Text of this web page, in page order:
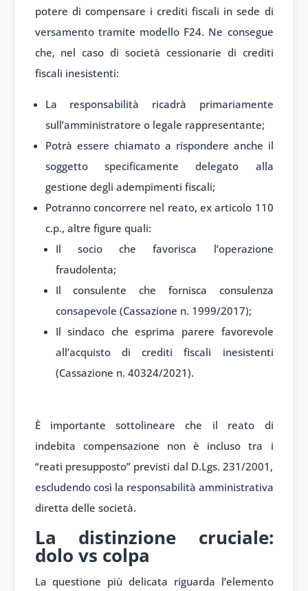
potere di compensare i crediti fiscali in sede di
versamento tramite modello F24. Ne consegue
che, nel caso di società cessionarie di crediti
fiscali inesistenti:
La responsabilità ricadrà primariamente
sull’amministratore o legale rappresentante;
Potrà essere chiamato a rispondere anche il
soggetto specificamente delegato alla
gestione degli adempimenti fiscali;
Potranno concorrere nel reato, ex articolo 110
c.p., altre figure quali:
Il socio che favorisca l’operazione
fraudolenta;
Il consulente che fornisca consulenza
consapevole (Cassazione n. 1999/2017);
Il sindaco che esprima parere favorevole
all’acquisto di crediti fiscali inesistenti
(Cassazione n. 40324/2021).
È importante sottolineare che il reato di
indebita compensazione non è incluso tra i
“reati presupposto” previsti dal D.Lgs. 231/2001,
escludendo così la responsabilità amministrativa
diretta delle società.
La distinzione cruciale:
dolo vs colpa
La questione più delicata riguarda l’elemento